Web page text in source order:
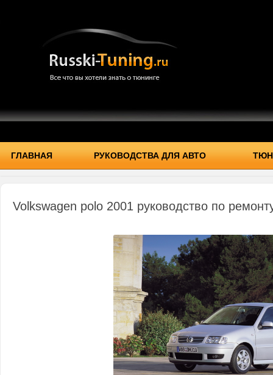
ГЛАВНАЯ РУКОВОДСТВА ДЛЯ АВТО
Volkswagen polo 2001 руководство по